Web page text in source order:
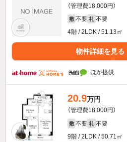
（管理費18,000円）
敷 不要 礼 不要
4階 / 2LDK / 51.13㎡
物件詳細を見る
ほか提供
20.9万円
（管理費18,000円）
敷 不要 礼 不要
9階 / 2LDK / 50.71㎡